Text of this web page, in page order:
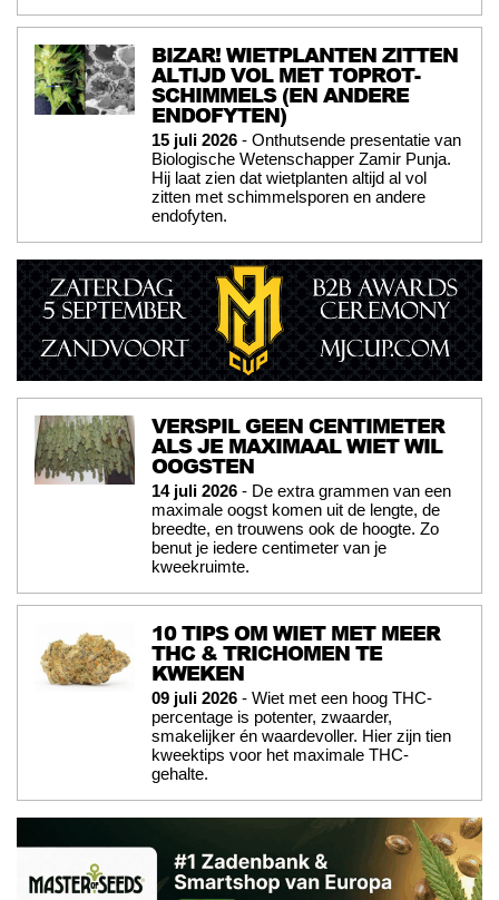
BIZAR! WIETPLANTEN ZITTEN
ALTIJD VOL MET TOPROT-
SCHIMMELS (EN ANDERE
ENDOFYTEN)
15 juli 2026 - Onthutsende presentatie van
Biologische Wetenschapper Zamir Punja.
Hij laat zien dat wietplanten altijd al vol
zitten met schimmelsporen en andere
endofyten.
VERSPIL GEEN CENTIMETER
ALS JE MAXIMAAL WIET WIL
OOGSTEN
14 juli 2026 - De extra grammen van een
maximale oogst komen uit de lengte, de
breedte, en trouwens ook de hoogte. Zo
benut je iedere centimeter van je
kweekruimte.
10 TIPS OM WIET MET MEER
THC & TRICHOMEN TE
KWEKEN
09 juli 2026 - Wiet met een hoog THC-
percentage is potenter, zwaarder,
smakelijker én waardevoller. Hier zijn tien
kweektips voor het maximale THC-
gehalte.